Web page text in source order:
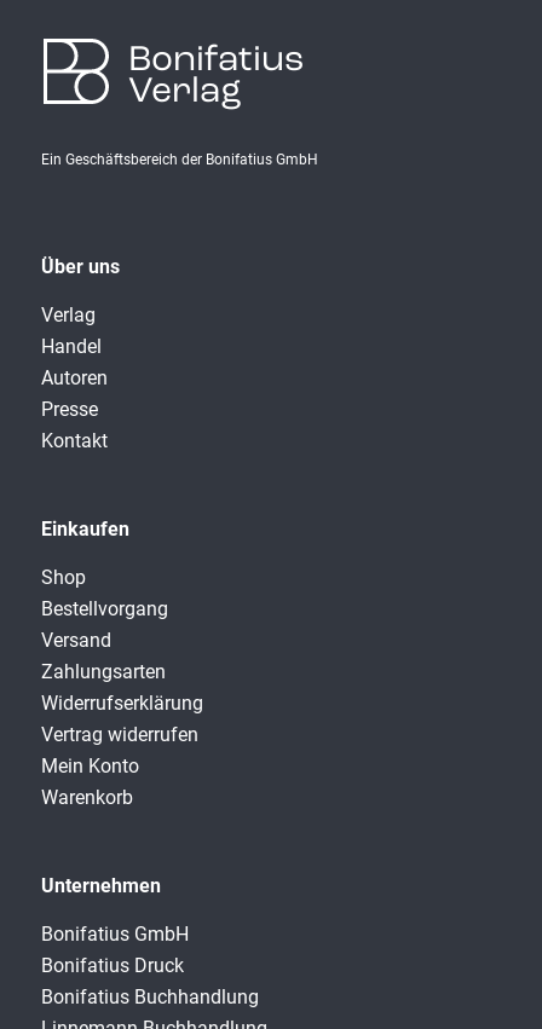
Bonifatius
Verlag
Ein Geschäftsbereich der Bonifatius GmbH
Über uns
Verlag
Handel
Autoren
Presse
Kontakt
Einkaufen
Shop
Bestellvorgang
Versand
Zahlungsarten
Widerrufserklärung
Vertrag widerrufen
Mein Konto
Warenkorb
Unternehmen
Bonifatius GmbH
Bonifatius Druck
Bonifatius Buchhandlung